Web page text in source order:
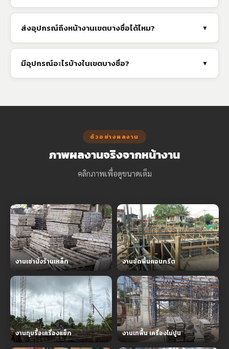
ส่งอุปกรณ์ถึงหน้างานเขตบางซื่อได้ไหม? ▼
มีอุปกรณ์อะไรบ้างในเขตบางซื่อ? ▼
ตัวอย่างผลงาน
ภาพผลงานจริงจากหน้างาน
คลิกภาพเพื่อดูขนาดเต็ม
งานเช่านั่งร้านเหล็ก งานขัดพื้นคอนกรีต
งานทุบรื้อเครื่องแย็ก งานเทพื้น เครื่องโม่ปูน